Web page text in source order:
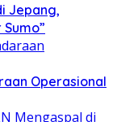
Jepang,
Operasional